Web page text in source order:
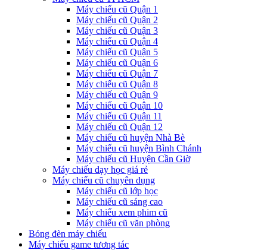
Máy chiếu cũ Quận 1
Máy chiếu cũ Quận 2
Máy chiếu cũ Quận 3
Máy chiếu cũ Quận 4
Máy chiếu cũ Quận 5
Máy chiếu cũ Quận 6
Máy chiếu cũ Quận 7
Máy chiếu cũ Quận 8
Máy chiếu cũ Quận 9
Máy chiếu cũ Quận 10
Máy chiếu cũ Quận 11
Máy chiếu cũ Quận 12
Máy chiếu cũ huyện Nhà Bè
Máy chiếu cũ huyện Bình Chánh
Máy chiếu cũ Huyện Cần Giờ
Máy chiếu dạy học giá rẻ
Máy chiếu cũ chuyên dụng
Máy chiếu cũ lớp học
Máy chiếu cũ sáng cao
Máy chiếu xem phim cũ
Máy chiếu cũ văn phòng
Bóng đèn máy chiếu
Máy chiếu game tương tác